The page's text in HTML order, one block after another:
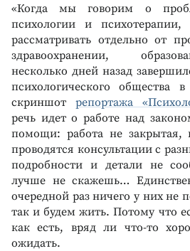
«Когда мы говорим о
психологии и
рассматривать отдельно от
здравоохранении,
несколько дней назад
психологического общества
скриншот репортажа
речь идет о работе над
помощи: работа не
проводятся консультации с
подробности и детали не
лучше не скажешь…
очередной раз ничего у них не
так и будем жить. Потому что
как есть, вряд ли что-то
ожидать.